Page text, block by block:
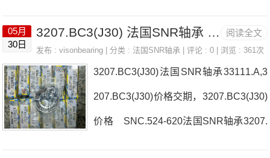
荐：7315.BG.M23248EMW33C33207.B
C
阅读全文
05月
30日
3207.BC3(J30) 法国SNR轴承 4T-HM804846/HM80#01
发布 :visonbearing | 分类 :法国SNR轴承 | 评论 : 0 | 浏览 : 361次
3207.BC3(J30)法国SNR轴承33111.A,3
207.BC3(J30)价格交期，3207.BC3(J30)
价格 SNC.524-620法国SNR轴承3207.